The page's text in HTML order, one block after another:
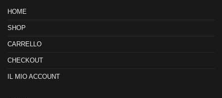
HOME
SHOP
CARRELLO
CHECKOUT
IL MIO ACCOUNT